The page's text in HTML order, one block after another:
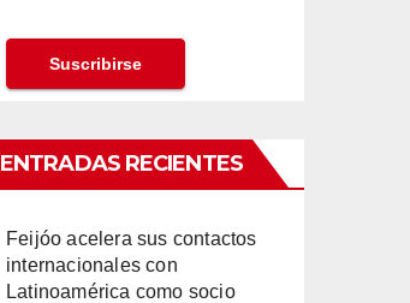
ENTRADAS RECIENTES
Feijóo acelera sus contactos
internacionales con
Latinoamérica como socio